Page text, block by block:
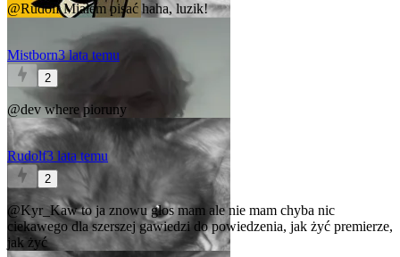
@RudolfMiałem pisać haha, luzik!
Mistborn3 lata temu
2
@devwhere pioruny
Rudolf3 lata temu
2
@Kyr_Kawto ja znowu głos mam ale nie mam chyba nic
ciekawego dla szerszej gawiedzi do powiedzenia, jak żyć premierze,
jak żyć